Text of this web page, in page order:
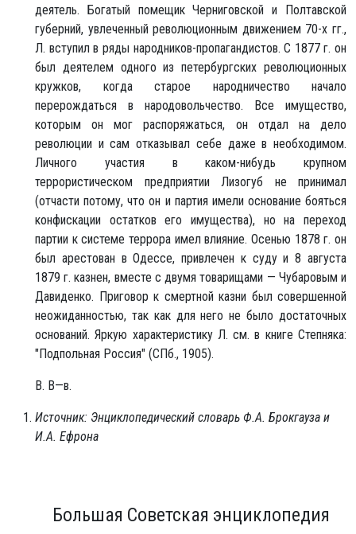
деятель. Богатый помещик Черниговской и Полтавской
губерний, увлеченный революционным движением 70-х гг.,
Л. вступил в ряды народников-пропагандистов. С 1877 г. он
был деятелем одного из петербургских революционных
кружков, когда старое народничество начало
перерождаться в народовольчество. Все имущество,
которым он мог распоряжаться, он отдал на дело
революции и сам отказывал себе даже в необходимом.
Личного участия в каком-нибудь крупном
террористическом предприятии Лизогуб не принимал
(отчасти потому, что он и партия имели основание бояться
конфискации остатков его имущества), но на переход
партии к системе террора имел влияние. Осенью 1878 г. он
был арестован в Одессе, привлечен к суду и 8 августа
1879 г. казнен, вместе с двумя товарищами — Чубаровым и
Давиденко. Приговор к смертной казни был совершенной
неожиданностью, так как для него не было достаточных
оснований. Яркую характеристику Л. см. в книге Степняка:
"Подпольная Россия" (СПб., 1905).
В. В—в.
Источник: Энциклопедический словарь Ф.А. Брокгауза и
И.А. Ефрона
Большая Советская энциклопедия